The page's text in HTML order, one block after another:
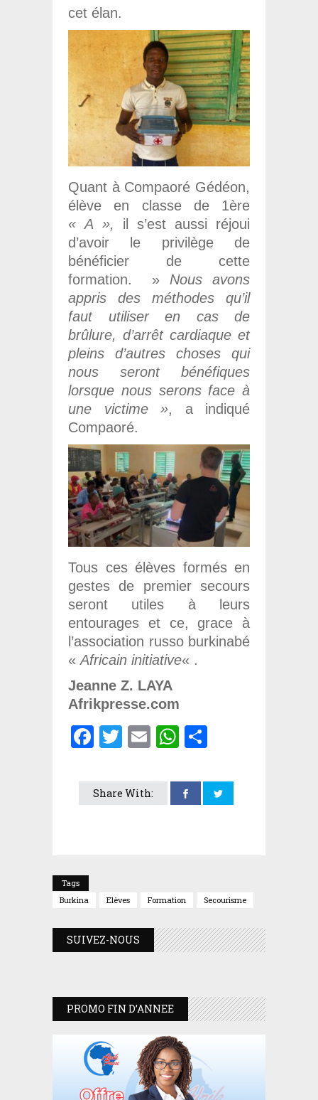
cet élan.
Quant à Compaoré Gédéon,
élève en classe de 1ère
« A »,
il s’est aussi réjoui
d’avoir le privilège de
bénéficier de cette
formation. » Nous avons
appris des méthodes qu’il
faut utiliser en cas de
brûlure, d’arrêt cardiaque et
pleins d’autres choses qui
nous seront bénéfiques
lorsque nous serons face à
une victime », a indiqué
Compaoré.
Tous ces élèves formés en
gestes de premier secours
seront utiles à leurs
entourages et ce, grace à
l’association russo burkinabé
« Africain initiative« .
Jeanne Z. LAYA
Afrikpresse.com
Facebook
Twitter
EmailWhatsApp
Share With:
Tags
Burkina
Elèves Formation Secourisme
SUIVEZ-NOUS
PROMO FIN D’ANNEE